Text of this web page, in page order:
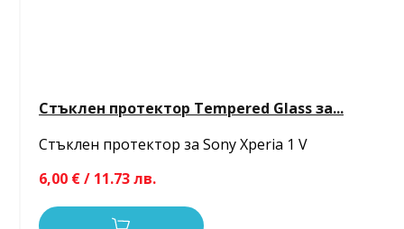
Стъклен протектор Tempered Glass за...
Стъклен протектор за Sony Xperia 1 V
6,00 € / 11.73 лв.